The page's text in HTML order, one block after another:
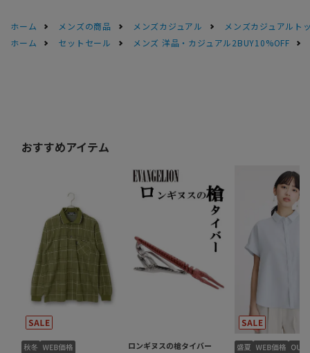
ホーム メンズの商品 メンズカジュアル
メンズカジュアルト
ホーム
セットセール メンズ 洋品・カジュアル2BUY10%OFF